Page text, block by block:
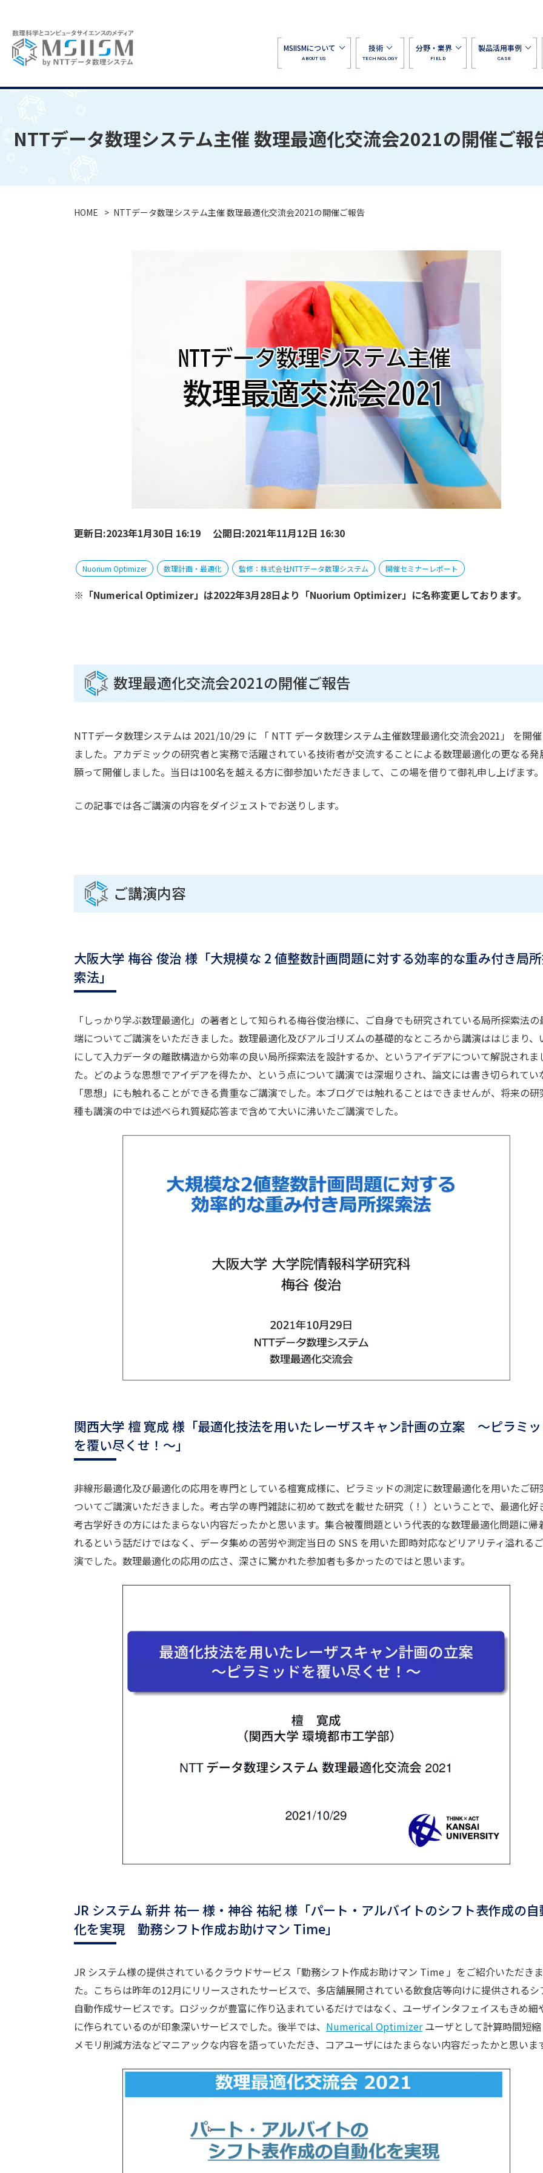
MSIISMについて
ABOUT US
技術
TECHNOLOGY
分野・業界
FIELD
製品活用事例
CASE
NTTデータ数理システム主催 数理最適化交流会2021の開催ご報
HOME NTTデータ数理システム主催 数理最適化交流会2021の開催ご報告
更新日:2023年1月30日 16:19 公開日:2021年11月12日 16:30
Nuorium Optimizer 数理計画・最適化 監修：株式会社NTTデータ数理システム 開催セミナーレポート
※「Numerical Optimizer」は2022年3月28日より「Nuorium Optimizer」に名称変更しております。
数理最適化交流会2021の開催ご報告
NTTデータ数理システムは 2021/10/29 に 「 NTT データ数理システム主催数理最適化交流会2021」 を開
ました。アカデミックの研究者と実務で活躍されている技術者が交流することによる数理最適化の更なる発
願って開催しました。当日は100名を越える方に御参加いただきまして、この場を借りて御礼申し上げます。
この記事では各ご講演の内容をダイジェストでお送りします。
ご講演内容
大阪大学 梅谷 俊治 様「大規模な 2 値整数計画問題に対する効率的な重み付き局
索法」
「しっかり学ぶ数理最適化」の著者として知られる梅谷俊治様に、ご自身でも研究されている局所探索法の
端についてご講演をいただきました。数理最適化及びアルゴリズムの基礎的なところから講演ははじまり、
にして入力データの離散構造から効率の良い局所探索法を設計するか、というアイデアについて解説されま
た。どのような思想でアイデアを得たか、という点について講演では深堀りされ、論文には書き切られてい
「思想」にも触れることができる貴重なご講演でした。本ブログでは触れることはできませんが、将来の研
種も講演の中では述べられ質疑応答まで含めて大いに沸いたご講演でした。
関西大学 檀 寛成 様「最適化技法を用いたレーザスキャン計画の立案 ～ピラミ
を覆い尽くせ！～」
非線形最適化及び最適化の応用を専門としている檀寛成様に、ピラミッドの測定に数理最適化を用いたご研
ついてご講演いただきました。考古学の専門雑誌に初めて数式を載せた研究（！）ということで、最適化好
考古学好きの方にはたまらない内容だったかと思います。集合被覆問題という代表的な数理最適化問題に帰
れるという話だけではなく、データ集めの苦労や測定当日の SNS を用いた即時対応などリアリティ溢れる
演でした。数理最適化の応用の広さ、深さに驚かれた参加者も多かったのではと思います。
JR システム 新井 祐一 様・神谷 祐紀 様「パート・アルバイトのシフト表作成の自
化を実現 勤務シフト作成お助けマン Time」
JR システム様の提供されているクラウドサービス「勤務シフト作成お助けマン Time 」をご紹介いただき
た。こちらは昨年の12月にリリースされたサービスで、多店舗展開されている飲食店等向けに提供されるシ
自動作成サービスです。ロジックが豊富に作り込まれているだけではなく、ユーザインタフェイスもきめ細
に作られているのが印象深いサービスでした。後半では、 Numerical Optimizerユーザとして計算時間短縮
メモリ削減方法などマニアックな内容を語っていただき、コアユーザにはたまらない内容だったかと思いま